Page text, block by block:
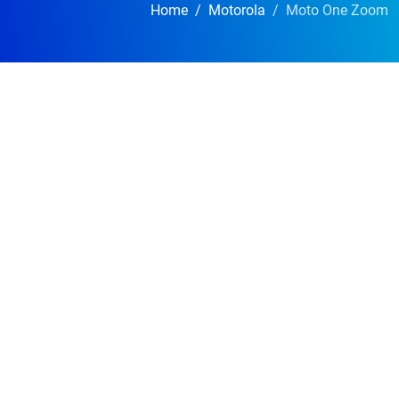
Home Motorola Moto One Zoom